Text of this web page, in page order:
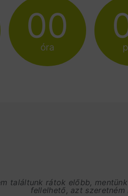
00
óra
találtunk rátok előbb,
fellelhető, azt